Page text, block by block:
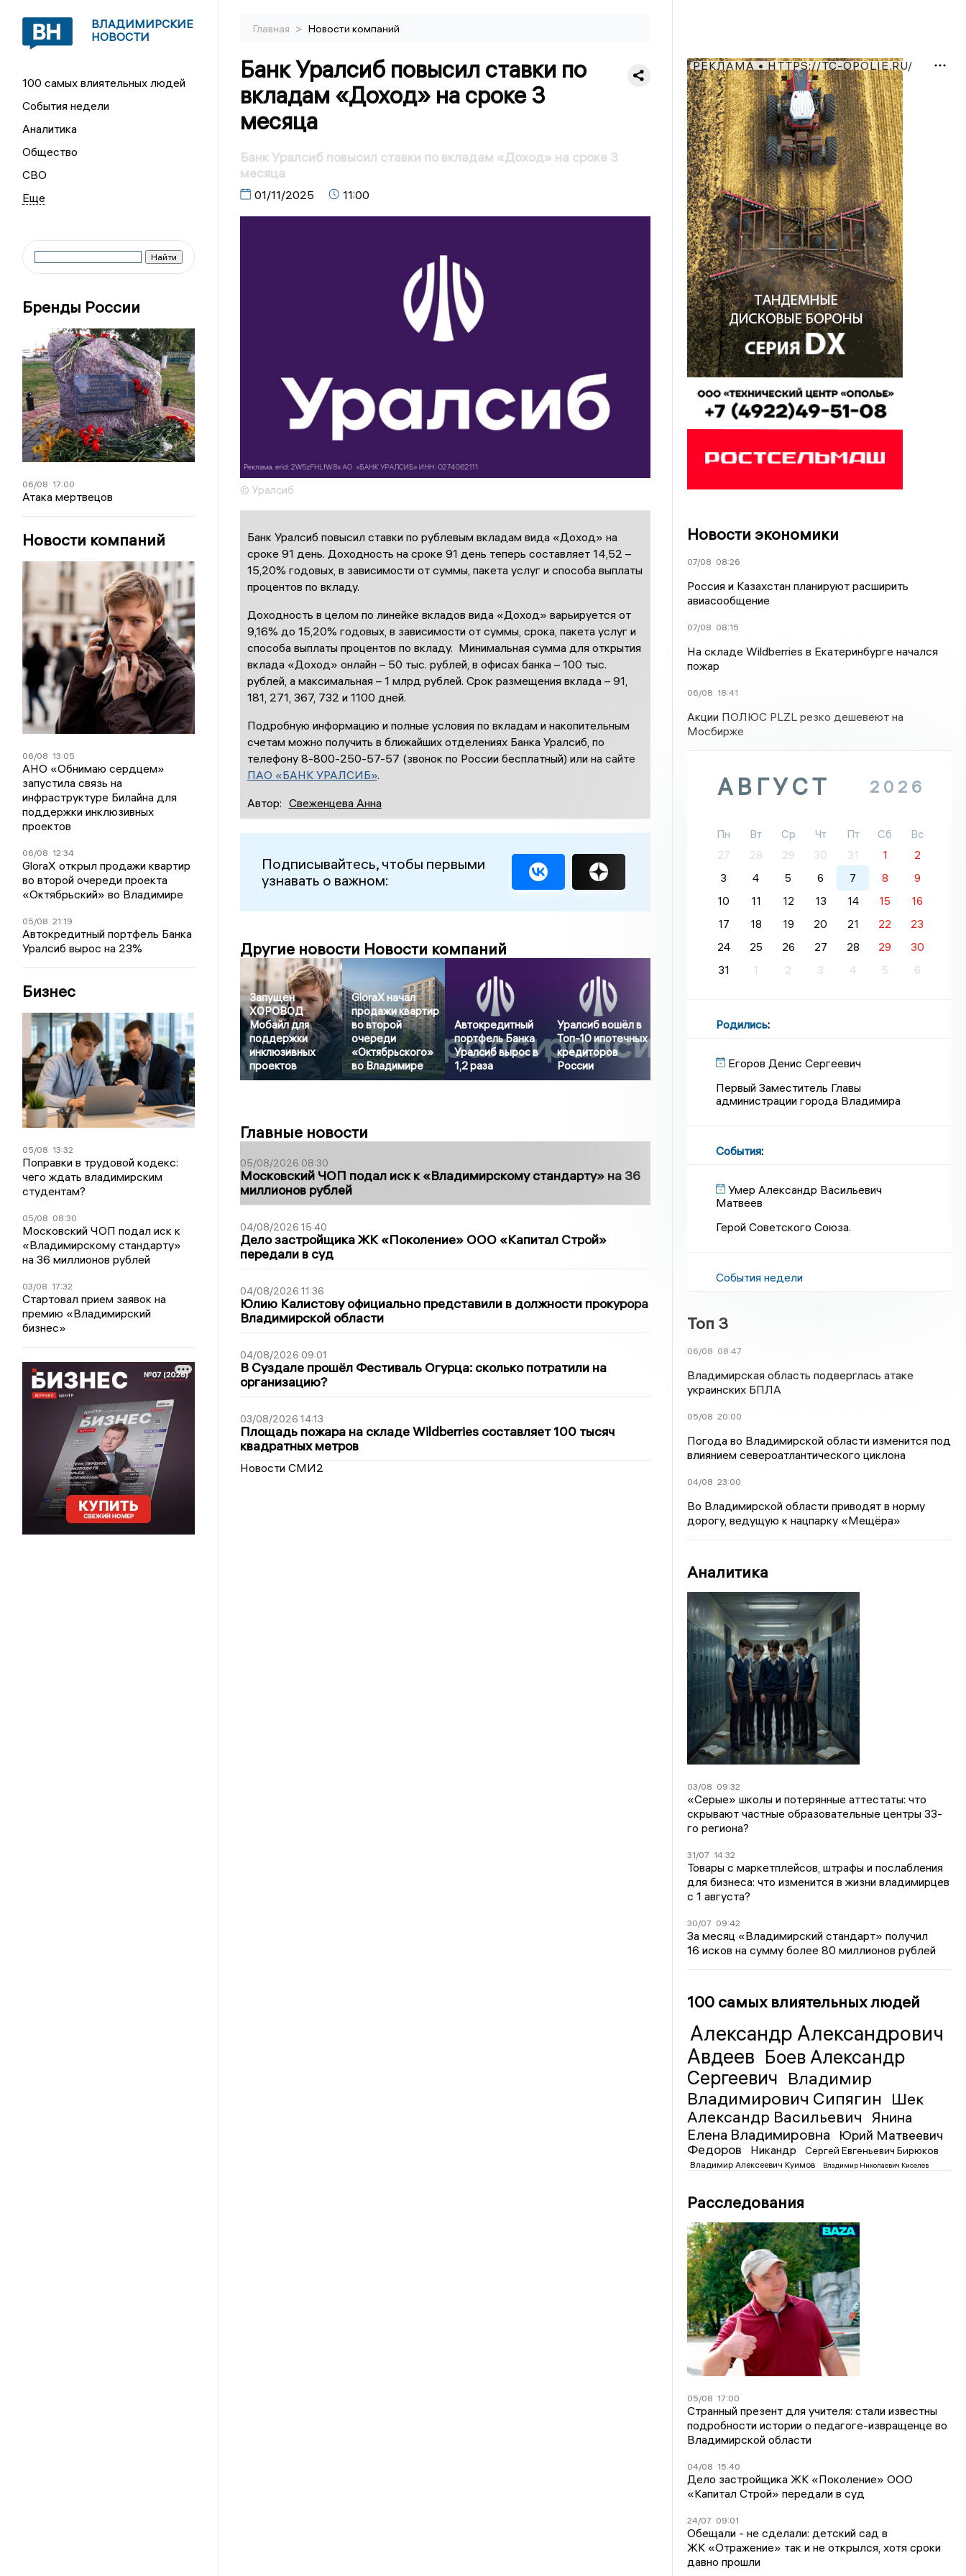
ВЛАДИМИРСКИЕ
НОВОСТИ
100 самых влиятельных людей
События недели
Аналитика
Общество
СВО
Бренды России
06/08 17:00
Атака мертвецов
Новости компаний
06/08 13:05
АНО «Обнимаю сердцем»
запустила связь на
инфраструктуре Билайна для
поддержки инклюзивных
проектов
06/08 12:34
GloraX открыл продажи квартир
во второй очереди проекта
«Октябрьский» во Владимире
05/08 21:19
Автокредитный портфель Банка
Уралсиб вырос на 23%
Бизнес
05/08 13:32
Поправки в трудовой кодекс:
чего ждать владимирским
студентам?
05/08 08:30
Московский ЧОП подал иск к
«Владимирскому стандарту»
на 36 миллионов рублей
03/08 17:32
Стартовал прием заявок на
премию «Владимирский
бизнес»
Главная > Новости компаний
Банк Уралсиб повысил ставки по
вкладам «Доход» на сроке 3
месяца
Банк Уралсиб повысил ставки по вкладам «Доход» на сроке 3
месяца
01/11/2025 11:00
© Уралсиб
Банк Уралсиб повысил ставки по рублевым вкладам вида «Доход» на
сроке 91 день. Доходность на сроке 91 день теперь составляет 14,52 –
15,20% годовых, в зависимости от суммы, пакета услуг и способа выплаты
процентов по вкладу.
Доходность в целом по линейке вкладов вида «Доход» варьируется от
9,16% до 15,20% годовых, в зависимости от суммы, срока, пакета услуг и
способа выплаты процентов по вкладу. Минимальная сумма для открытия
вклада «Доход» онлайн – 50 тыс. рублей, в офисах банка – 100 тыс.
рублей, а максимальная – 1 млрд рублей. Срок размещения вклада – 91,
181, 271, 367, 732 и 1100 дней.
Подробную информацию и полные условия по вкладам и накопительным
счетам можно получить в ближайших отделениях Банка Уралсиб, по
телефону 8-800-250-57-57 (звонок по России бесплатный) или на сайте
ПАО «БАНК УРАЛСИБ».
Автор: Свеженцева Анна
Подписывайтесь, чтобы первыми
узнавать о важном:
Другие новости Новости компаний
Запущен
ХОРОВОД
Мобайл для
поддержки
инклюзивных
проектов
GloraX начал
продажи квартир
во второй
очереди
«Октябрьского»
во Владимире
Автокредитный
портфель Банка
Уралсиб вырос в
1,2 раза
Уралсиб вошёл в
Топ-10 ипотечных
кредиторов
России
Главные новости
05/08/2026 08:30
Московский ЧОП подал иск к «Владимирскому стандарту» на 36
миллионов рублей
04/08/2026 15:40
Дело застройщика ЖК «Поколение» ООО «Капитал Строй»
передали в суд
04/08/2026 11:36
Юлию Калистову официально представили в должности прокурора
Владимирской области
04/08/2026 09:01
В Суздале прошёл Фестиваль Огурца: сколько потратили на
организацию?
03/08/2026 14:13
Площадь пожара на складе Wildberries составляет 100 тысяч
квадратных метров
Новости СМИ2
РЕКЛАМА • HTTPS://TC-OPOLIE.RU/
Новости экономики
07/08 08:26
Россия и Казахстан планируют расширить
авиасообщение
07/08 08:15
На складе Wildberries в Екатеринбурге начался
пожар
06/08 18:41
Акции ПОЛЮС PLZL резко дешевеют на
Мосбирже
АВГУСТ 2026
Пн Вт Ср Чт Пт Сб
Вс
27
28 29 30 31 1
2
3
4 5 6 7 8
9
10
11 12 13 14 15
16
17
18 19 20 21 22
23
24
25 26 27 28 29
30
31
1 2 3 4 5 6
Родились:
Егоров Денис Сергеевич
Первый Заместитель Главы
администрации города Владимира
События:
Умер Александр Васильевич
Матвеев
Герой Советского Союза.
События недели
Топ 3
06/08 08:47
Владимирская область подверглась атаке
украинских БПЛА
05/08 20:00
Погода во Владимирской области изменится под
влиянием североатлантического циклона
04/08 23:00
Во Владимирской области приводят в норму
дорогу, ведущую к нацпарку «Мещёра»
Аналитика
03/08 09:32
«Серые» школы и потерянные аттестаты: что
скрывают частные образовательные центры 33-
го региона?
31/07 14:32
Товары с маркетплейсов, штрафы и послабления
для бизнеса: что изменится в жизни владимирцев
с 1 августа?
30/07 09:42
За месяц «Владимирский стандарт» получил
16 исков на сумму более 80 миллионов рублей
100 самых влиятельных людей
Александр Александрович
Авдеев Боев Александр
Сергеевич Владимир
Владимирович Сипягин Шек
Александр Васильевич
Янина
Елена Владимировна
Юрий Матвеевич
Федоров
Никандр Сергей Евгеньевич Бирюков
Владимир Алексеевич Куимов Владимир Николаевич Киселёв
Расследования
05/08 17:00
Странный презент для учителя: стали известны
подробности истории о педагоге-извращенце во
Владимирской области
04/08 15:40
Дело застройщика ЖК «Поколение» ООО
«Капитал Строй» передали в суд
24/07 09:01
Обещали - не сделали: детский сад в
ЖК «Отражение» так и не открылся, хотя сроки
давно прошли